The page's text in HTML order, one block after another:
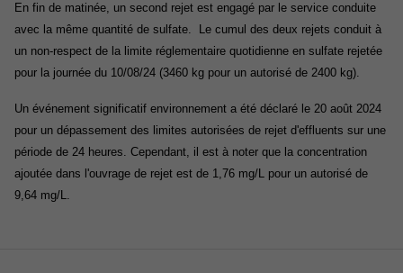
En fin de matinée, un second rejet est engagé par le service conduite
avec la même quantité de sulfate.
Le cumul des deux rejets conduit à
un non-respect de la limite réglementaire quotidienne en sulfate rejetée
pour la journée du 10/08/24 (3460 kg pour un autorisé de 2400 kg).
Un événement significatif environnement a été déclaré le 20 août 2024
pour un dépassement des limites autorisées de rejet d'effluents sur une
période de 24 heures. Cependant, il est à noter que la concentration
ajoutée dans l'ouvrage de rejet est de 1,76 mg/L pour un autorisé de
9,64 mg/L.